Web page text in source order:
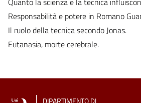
Responsabilità e potere in Romano
Il ruolo della tecnica secondo Jonas.
Eutanasia, morte cerebrale.